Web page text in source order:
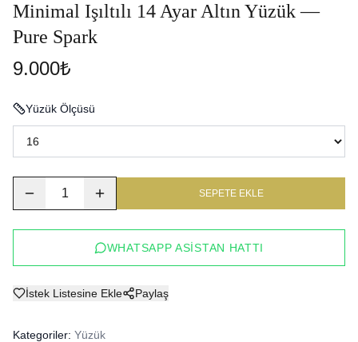
Minimal Işıltılı 14 Ayar Altın Yüzük —
Pure Spark
9.000₺
Yüzük Ölçüsü
1 SEPETE EKLE
WHATSAPP ASISTAN HATTI
İstek Listesine Ekle Paylaş
Kategoriler: Yüzük